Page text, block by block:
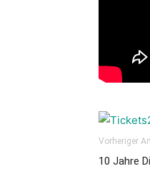
Vorheriger
10 Jahre